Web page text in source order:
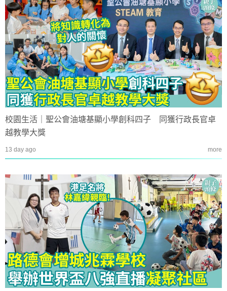
校園生活｜聖公會油塘基顯小學創科四子 同獲行政長官卓
越教學大獎
13 day ago more